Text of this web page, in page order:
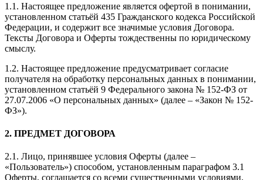
1.1. Настоящее предложение является офертой в понимании,
установленном статьёй 435 Гражданского кодекса Российской
Федерации, и содержит все значимые условия Договора.
Тексты Договора и Оферты тождественны по юридическому
смыслу.
1.2. Настоящее предложение предусматривает согласие
получателя на обработку персональных данных в понимании,
установленном статьёй 9 Федерального закона № 152-ФЗ от
27.07.2006 «О персональных данных» (далее – «Закон № 152-
ФЗ»).
2. ПРЕДМЕТ ДОГОВОРА
2.1. Лицо, принявшее условия Оферты (далее –
«Пользователь») способом, установленным параграфом 3.1
Оферты, соглашается со всеми существенными условиями,